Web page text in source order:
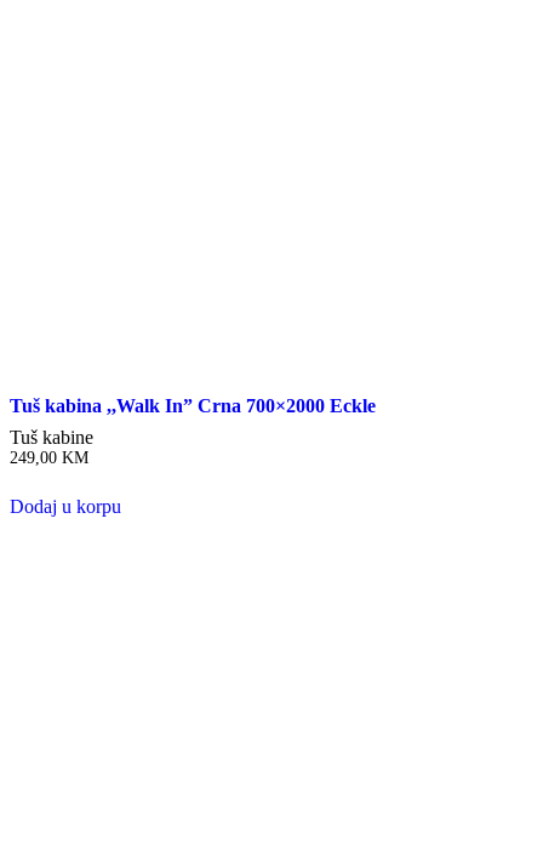
Tuš kabina ,,Walk In” Crna 700×2000 Eckle
Tuš kabine
249,00 KM
Dodaj u korpu